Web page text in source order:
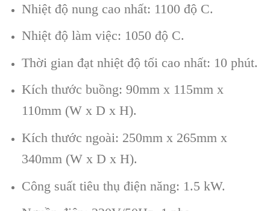
Nhiệt độ nung cao nhất: 1100 độ C.
Nhiệt độ làm việc: 1050 độ C.
Thời gian đạt nhiệt độ tối cao nhất: 10 phút.
Kích thước buồng: 90mm x 115mm x
110mm (W x D x H).
Kích thước ngoài: 250mm x 265mm x
340mm (W x D x H).
Công suất tiêu thụ điện năng: 1.5 kW.